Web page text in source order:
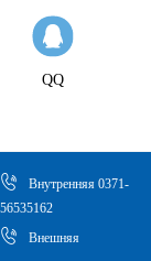
QQ
Внутренняя 0371-
56535162
Внешняя